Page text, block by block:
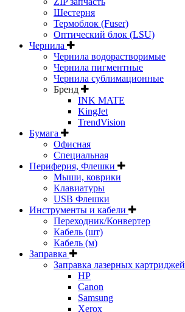
Шестерня
Термоблок (Fuser)
Оптический блок (LSU)
Чернила
Чернила водорастворимые
Чернила пигментные
Чернила сублимационные
Бренд
INK MATE
KingJet
TrendVision
Бумага
Офисная
Специальная
Периферия, Флешки
Мыши, коврики
Клавиатуры
USB Флешки
Инструменты и кабели
Переходник/Конвертер
Кабель (шт)
Кабель (м)
Заправка
Заправка лазерных картриджей
HP
Canon
Samsung
Xerox